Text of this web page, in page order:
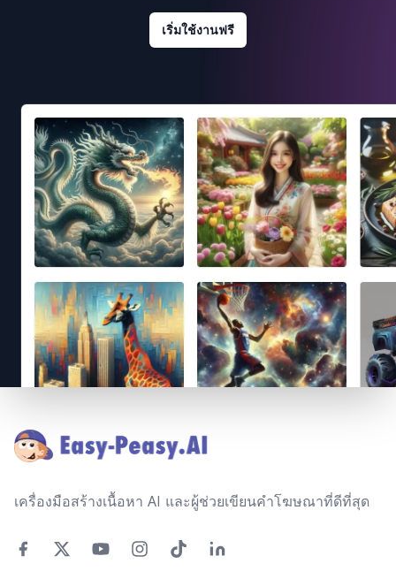
เริ่มใช้งานฟรี
เครื่องมือสร้างเนื้อหา AI และผู้ช่วยเขียนคำโฆษณาที่ดีที่สุด